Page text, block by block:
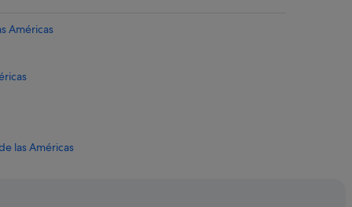
Américas
las Américas